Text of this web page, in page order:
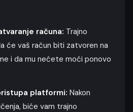
računa: Trajno
će vaš račun biti zatvoren na
i da mu nećete moći ponovo
platformi: Nakon
biće vam trajno